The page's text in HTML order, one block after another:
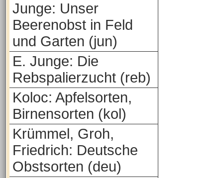
Junge: Unser
Beerenobst in Feld
und Garten (jun)
E. Junge: Die
Rebspalierzucht (reb)
Koloc: Apfelsorten,
Birnensorten (kol)
Krümmel, Groh,
Friedrich: Deutsche
Obstsorten (deu)